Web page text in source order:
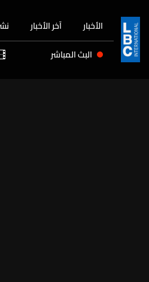
الأخبار آخر الأخبار
البث المباشر